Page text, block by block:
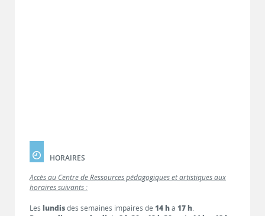
HORAIRES
Accès au Centre de Ressources pédagogiques et artistiques aux
horaires suivants :
Les lundisdes semaines impaires de 14 hà 17 h.